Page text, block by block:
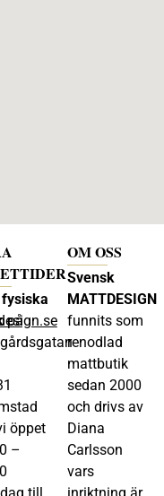
fysiska
på
öppet
–
till
OM OSS
Svensk
MATTDESIGN
funnits som
renodlad
mattbutik
sedan 2000
och drivs av
Diana
Carlsson
vars
inriktning är